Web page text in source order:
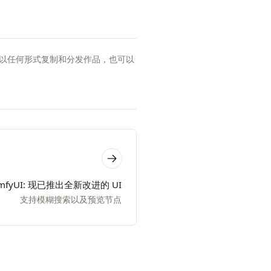
任何形式复制和分发作品，也可以
现已推出全新改进的 UI
支持模糊搜索以及预览节点